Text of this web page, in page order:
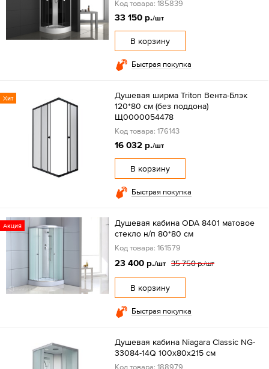
Код товара: 185839
33 150 р./шт
В корзину
Быстрая покупка
Хит
Душевая ширма Triton Вента-Блэк
120*80 см (без поддона)
Щ0000054478
Код товара: 176143
16 032 р./шт
В корзину
Быстрая покупка
Акция
Душевая кабина ODA 8401 матовое
стекло н/п 80*80 см
Код товара: 161579
23 400 р./шт 35 750 р./шт
В корзину
Быстрая покупка
Душевая кабина Niagara Classic NG-
33084-14Q 100х80х215 см
Код товара: 188979